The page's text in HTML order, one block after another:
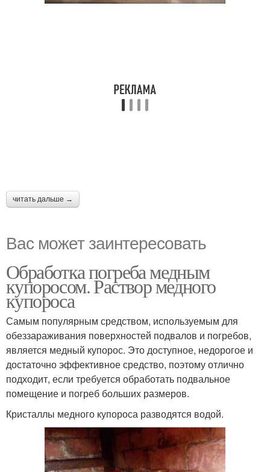
читать дальше →
Вас может заинтересовать
Обработка погреба медным
купоросом. Раствор медного
купороса
Самым популярным средством, используемым для
обеззараживания поверхностей подвалов и погребов,
является медный купорос. Это доступное, недорогое и
достаточно эффективное средство, поэтому отлично
подходит, если требуется обработать подвальное
помещение и погреб больших размеров.
Кристаллы медного купороса разводятся водой.